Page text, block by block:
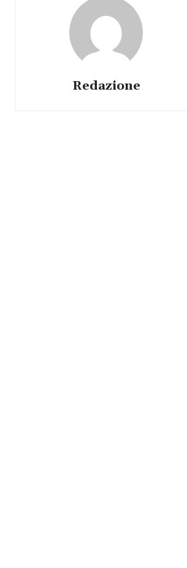
Redazione